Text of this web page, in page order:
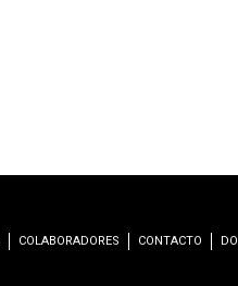
COLABORADORES CONTACTO